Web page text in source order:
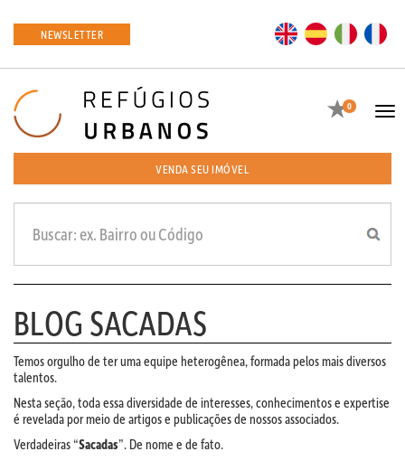
NEWSLETTER EN ES
Favoritos
0
VENDA SEU IMÓVEL
BLOG SACADAS
Temos orgulho de ter uma equipe heterogênea, formada pelos mais diversos
talentos.
Nesta seção, toda essa diversidade de interesses, conhecimentos e expertise
é revelada por meio de artigos e publicações de nossos associados.
Verdadeiras “Sacadas”. De nome e de fato.